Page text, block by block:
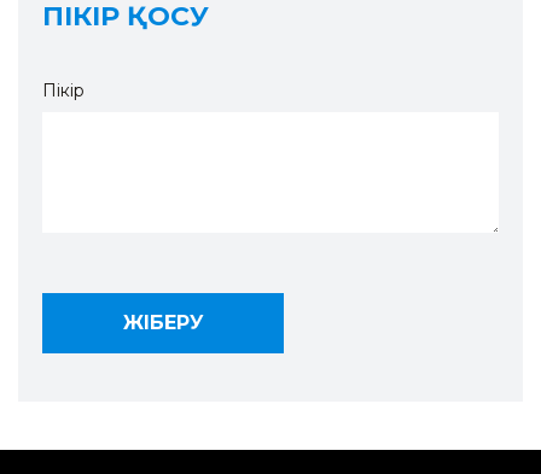
ПІКІР ҚОСУ
Пікір